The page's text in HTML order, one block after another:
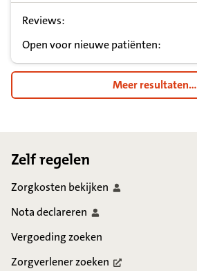
Reviews:
Open voor nieuwe patiënten:
Meer resultaten...
Zelf regelen
Zorgkosten bekijken
Notadeclareren
Vergoeding zoeken
Zorgverlenerzoeken